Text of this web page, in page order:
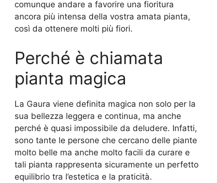
comunque andare a favorire una fioritura
ancora più intensa della vostra amata pianta,
così da ottenere molti più fiori.
Perché è chiamata
pianta magica
La Gaura viene definita magica non solo per la
sua bellezza leggera e continua, ma anche
perché è quasi impossibile da deludere. Infatti,
sono tante le persone che cercano delle piante
molto belle ma anche molto facili da curare e
tali pianta rappresenta sicuramente un perfetto
equilibrio tra l’estetica e la praticità.